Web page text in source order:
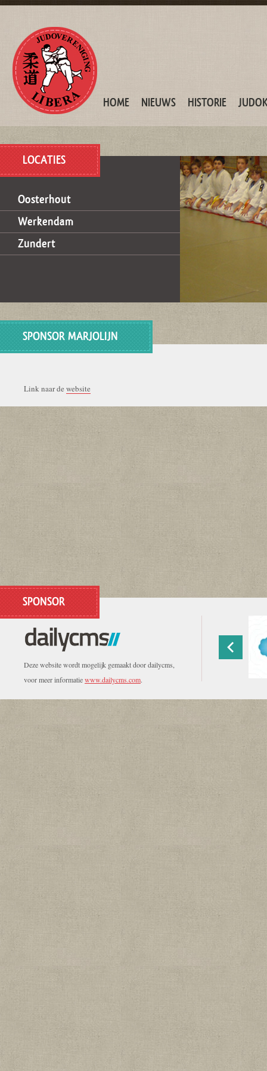
HOME NIEUWS HISTORIE
LOCATIES
Oosterhout
Werkendam
Zundert
SPONSOR MARJOLIJN
Link naar de website
SPONSOR
Deze website wordt mogelijk gemaakt door dailycms,
voor meer informatiewww.dailycms.com.